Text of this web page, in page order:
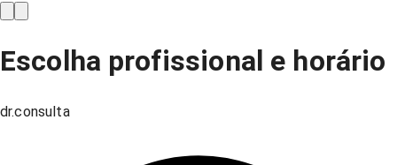
Escolha profissional e horário
dr.consulta